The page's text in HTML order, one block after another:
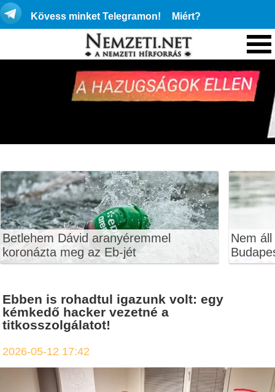
Kövess minket Telegramon! Miért?
Betlehem Dávid aranyéremmel
koronázta meg az Eb-jét
Nem
Ebben is rohadtul igazunk volt: egy
kémkedő hacker vezetné a
titkosszolgálatot!
2026-05-12 17:42